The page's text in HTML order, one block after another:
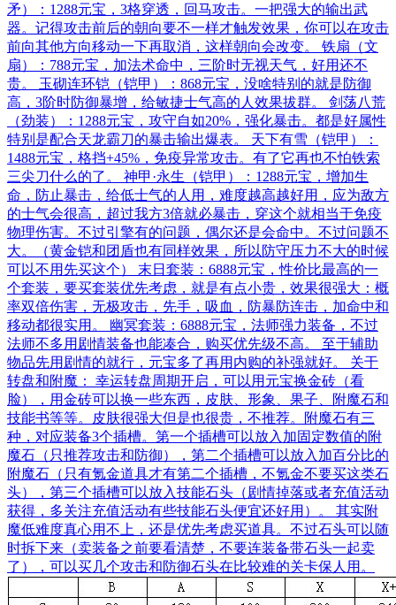
矛）：1288元宝，3格穿透，回马攻击。一把强大的输出武
器。记得攻击前后的朝向要不一样才触发效果，你可以在攻击
前向其他方向移动一下再取消，这样朝向会改变。 铁扇（文
扇）：788元宝，加法术命中，三阶时无视天气，好用还不
贵。 玉砌连环铠（铠甲）：868元宝，没啥特别的就是防御
高，3阶时防御暴增，给敏捷士气高的人效果拔群。 剑荡八荒
（劲装）：1288元宝，攻守自如20%，强化暴击。都是好属性
特别是配合天龙霸刀的暴击输出爆表。 天下有雪（铠甲）：
1488元宝，格挡+45%，免疫异常攻击。有了它再也不怕铁索
三尖刀什么的了。 神甲·永生（铠甲）：1288元宝，增加生
命，防止暴击，给低士气的人用，难度越高越好用，应为敌方
的士气会很高，超过我方3倍就必暴击，穿这个就相当于免疫
物理伤害。不过引擎有的问题，偶尔还是会命中。不过问题不
大。（黄金铠和团盾也有同样效果，所以防守压力不大的时候
可以不用先买这个） 末日套装：6888元宝，性价比最高的一
个套装，要买套装优先考虑，就是有点小贵，效果很强大：概
率双倍伤害，无极攻击，先手，吸血，防暴防连击，加命中和
移动都很实用。 幽冥套装：6888元宝，法师强力装备，不过
法师不多用剧情装备也能凑合，购买优先级不高。 至于辅助
物品先用剧情的就行，元宝多了再用内购的补强就好。 关于
转盘和附魔： 幸运转盘周期开启，可以用元宝换金砖（看
脸），用金砖可以换一些东西，皮肤、形象、果子、附魔石和
技能书等等。皮肤很强大但是也很贵，不推荐。附魔石有三
种，对应装备3个插槽。第一个插槽可以放入加固定数值的附
魔石（只推荐攻击和防御），第二个插槽可以放入加百分比的
附魔石（只有氪金道具才有第二个插槽，不氪金不要买这类石
头），第三个插槽可以放入技能石头（剧情掉落或者充值活动
获得，多关注充值活动有些技能石头便宜还好用）。 其实附
魔低难度真心用不上，还是优先考虑买道具。不过石头可以随
时拆下来（卖装备之前要看清楚，不要连装备带石头一起卖
了），可以买几个攻击和防御石头在比较难的关卡保人用。